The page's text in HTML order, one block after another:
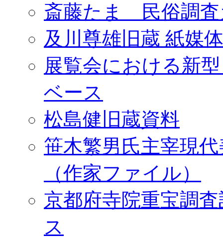
斎藤たま 民俗調査
及川尊雄旧蔵 紙媒
展覧会における新
ベース
松島健旧蔵資料
笹木繁男氏主宰現
（作家ファイル）
京都府寺院重宝調
ス